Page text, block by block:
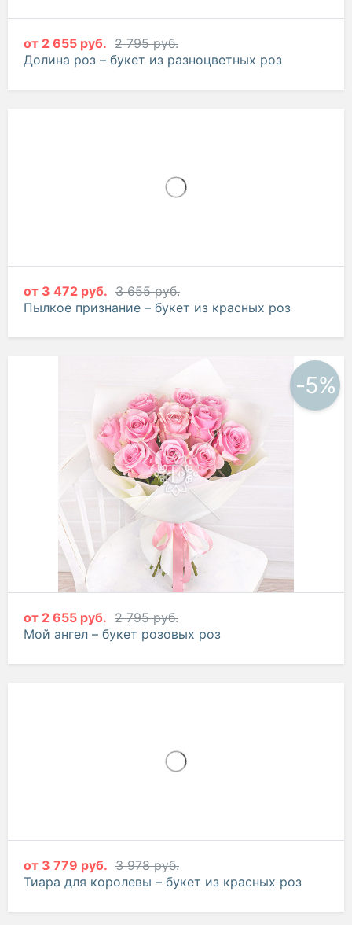
от 2 655 руб. 2 795 руб.
Долина роз – букет из разноцветных роз
от 3 472 руб. 3 655 руб.
Пылкое признание – букет из красных роз
-5%
от 2 655 руб. 2 795 руб.
Мой ангел – букет розовых роз
от 3 779 руб. 3 978 руб.
Тиара для королевы – букет из красных роз